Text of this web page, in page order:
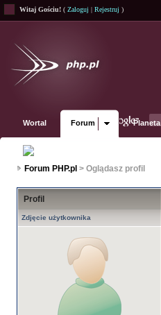
Witaj Gościu! ( Zaloguj | Rejestruj )
Wortal Forum Planeta
Forum PHP.pl > Oglądasz profil
Profil
Zdjęcie użytkownika